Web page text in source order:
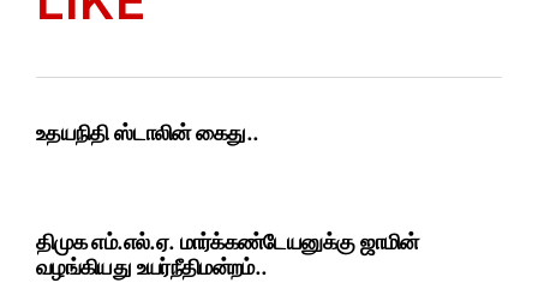
உதயநிதி ஸ்டாலின் கைது..
திமுக எம்.எல்.ஏ. மார்க்கண்டேயனுக்கு ஜாமின்
வழங்கியது உயர்நீதிமன்றம்..